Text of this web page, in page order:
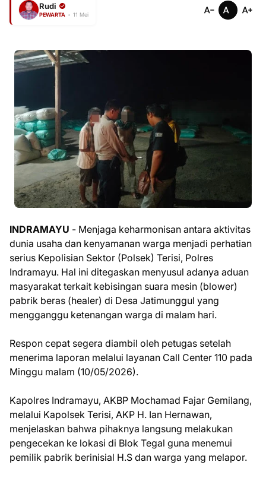
Rudi
PEWARTA • 11 Mei
INDRAMAYU - Menjaga keharmonisan antara aktivitas
dunia usaha dan kenyamanan warga menjadi perhatian
serius Kepolisian Sektor (Polsek) Terisi, Polres
Indramayu. Hal ini ditegaskan menyusul adanya aduan
masyarakat terkait kebisingan suara mesin (blower)
pabrik beras (healer) di Desa Jatimunggul yang
mengganggu ketenangan warga di malam hari.
Respon cepat segera diambil oleh petugas setelah
menerima laporan melalui layanan Call Center 110 pada
Minggu malam (10/05/2026).
Kapolres Indramayu, AKBP Mochamad Fajar Gemilang,
melalui Kapolsek Terisi, AKP H. Ian Hernawan,
menjelaskan bahwa pihaknya langsung melakukan
pengecekan ke lokasi di Blok Tegal guna menemui
pemilik pabrik berinisial H.S dan warga yang melapor.